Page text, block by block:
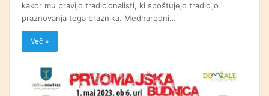
kakor mu pravijo tradicionalisti, ki spoštujejo tradicijo
praznovanja tega praznika. Mednarodni…
Več »